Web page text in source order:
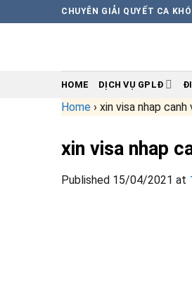
to
CHUYÊN GIẢI QUYẾT CA KHÓ
HOME DỊCH VỤ GPLĐ
Home › xin visa nhap canh
xin visa nhap
Published 15/04/2021 at